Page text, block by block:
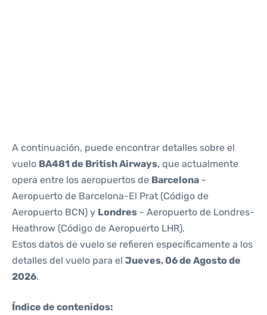
A continuación, puede encontrar detalles sobre el
vuelo BA481 de British Airways, que actualmente
opera entre los aeropuertos de Barcelona -
Aeropuerto de Barcelona-El Prat (Código de
Aeropuerto BCN) y Londres - Aeropuerto de Londres-
Heathrow (Código de Aeropuerto LHR).
Estos datos de vuelo se refieren específicamente a los
detalles del vuelo para el Jueves, 06 de Agosto de
2026.
Índice de contenidos: